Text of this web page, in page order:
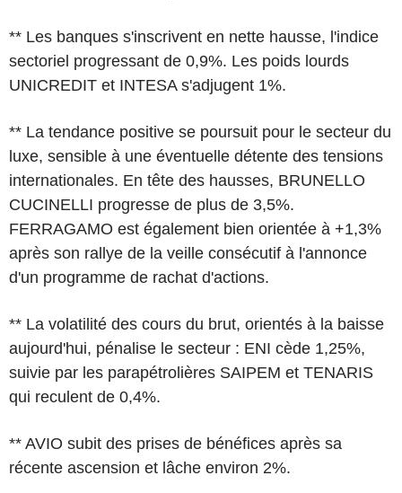
** Les banques s'inscrivent en nette hausse, l'indice
sectoriel progressant de 0,9%. Les poids lourds
UNICREDIT et INTESA s'adjugent 1%.
** La tendance positive se poursuit pour le secteur du
luxe, sensible à une éventuelle détente des tensions
internationales. En tête des hausses, BRUNELLO
CUCINELLI progresse de plus de 3,5%.
FERRAGAMO est également bien orientée à +1,3%
après son rallye de la veille consécutif à l'annonce
d'un programme de rachat d'actions.
** La volatilité des cours du brut, orientés à la baisse
aujourd'hui, pénalise le secteur : ENI cède 1,25%,
suivie par les parapétrolières SAIPEM et TENARIS
qui reculent de 0,4%.
** AVIO subit des prises de bénéfices après sa
récente ascension et lâche environ 2%.